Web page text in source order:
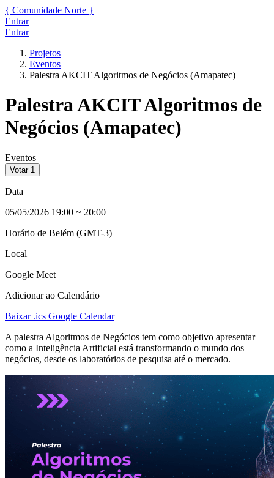
{ Comunidade Norte }
Entrar
Entrar
Projetos
Eventos
Palestra AKCIT Algoritmos de Negócios (Amapatec)
Palestra AKCIT Algoritmos de
Negócios (Amapatec)
Eventos
Votar 1
Data
05/05/2026 19:00 ~ 20:00
Horário de Belém (GMT-3)
Local
Google Meet
Adicionar ao Calendário
Baixar .ics Google Calendar
A palestra Algoritmos de Negócios tem como objetivo apresentar
como a Inteligência Artificial está transformando o mundo dos
negócios, desde os laboratórios de pesquisa até o mercado.